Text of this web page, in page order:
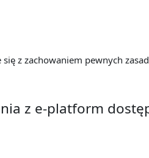
z zachowaniem pewnych
z e-platform